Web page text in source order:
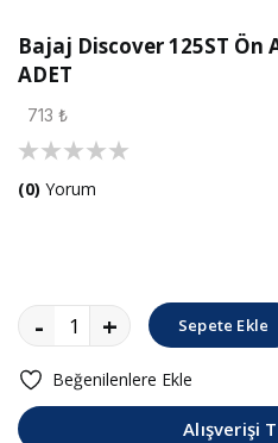
Bajaj Discover 125ST Ön
ADET
713 ₺
(0) Yorum
- + Sepete Ekle
Beğenilenlere Ekle
Alışverişi